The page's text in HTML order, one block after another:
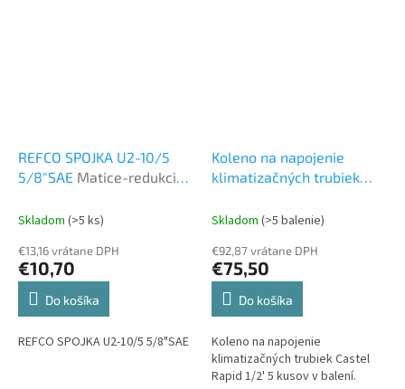
REFCO SPOJKA U2-10/5
5/8"SAE Matice-redukcie-
Skladom (>5 ks)
€13,16 vrátane DPH
€10,70
Do košíka
REFCO SPOJKA U2-10/5 5/8"SAE
Koleno na napojenie
klimatizačných trubiek
Montážne náradie
Skladom (>5 balenie)
€92,87 vrátane DPH
€75,50
Do košíka
Koleno na napojenie
klimatizačných trubiek Castel
Rapid 1/2' 5 kusov v balení.